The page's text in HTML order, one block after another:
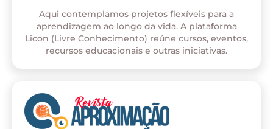
Aqui contemplamos projetos flexíveis para a
aprendizagem ao longo da vida. A plataforma
Licon (Livre Conhecimento) reúne cursos, eventos,
recursos educacionais e outras iniciativas.